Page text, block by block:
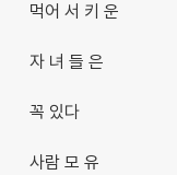
먹어 서 키 운
자 녀 들 은
꼭 있다
사람 모 유